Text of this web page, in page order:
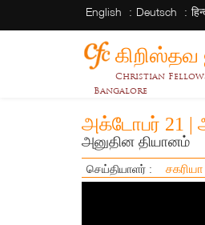
English Deutsch
Christian
Bangalore
அக்டோபர் 21 |
அனுதின தியானம்
செய்தியாளர் :